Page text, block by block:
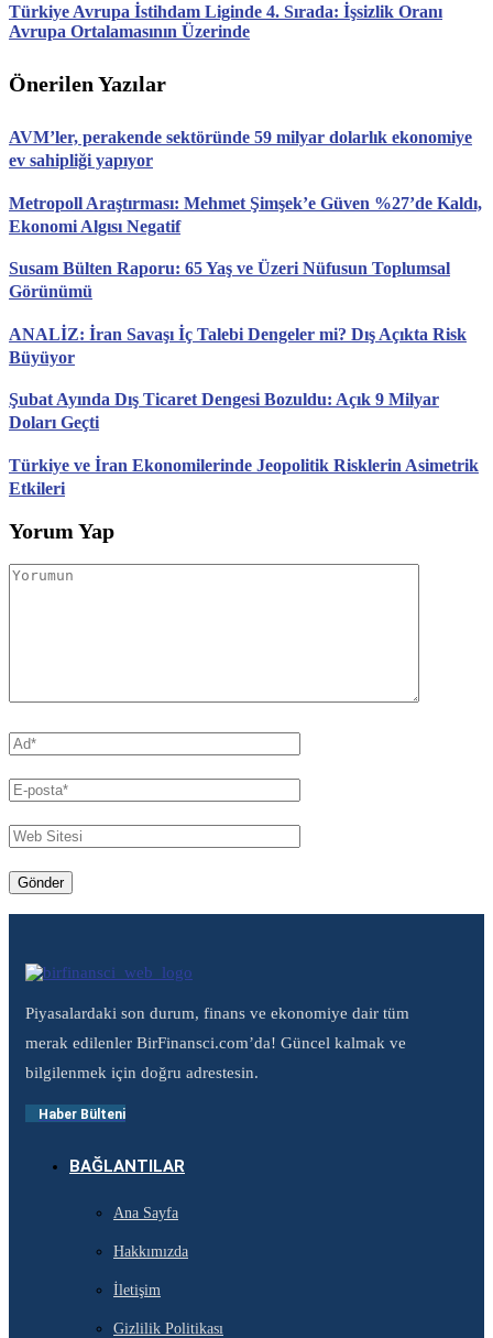
Türkiye Avrupa İstihdam Liginde 4. Sırada: İşsizlik Oranı
Avrupa Ortalamasının Üzerinde
Önerilen Yazılar
AVM’ler, perakende sektöründe 59 milyar dolarlık ekonomiye
ev sahipliği yapıyor
Metropoll Araştırması: Mehmet Şimşek’e Güven %27’de Kaldı,
Ekonomi Algısı Negatif
Susam Bülten Raporu: 65 Yaş ve Üzeri Nüfusun Toplumsal
Görünümü
ANALİZ: İran Savaşı İç Talebi Dengeler mi? Dış Açıkta Risk
Büyüyor
Şubat Ayında Dış Ticaret Dengesi Bozuldu: Açık 9 Milyar
Doları Geçti
Türkiye ve İran Ekonomilerinde Jeopolitik Risklerin Asimetrik
Etkileri
Yorum Yap
Piyasalardaki son durum, finans ve ekonomiye dair tüm
merak edilenler BirFinansci.com’da! Güncel kalmak ve
bilgilenmek için doğru adrestesin.
Haber Bülteni
BAĞLANTILAR
Ana Sayfa
Hakkımızda
İletişim
Gizlilik Politikası